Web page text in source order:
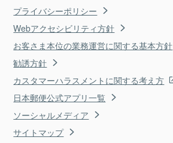
プライバシーポリシー
Webアクセシビリティ方針
お客さま本位の業務運営に関する基本方針
勧誘方針
カスタマーハラスメントに関する考え方
日本郵便公式アプリ一覧
ソーシャルメディア
サイトマップ